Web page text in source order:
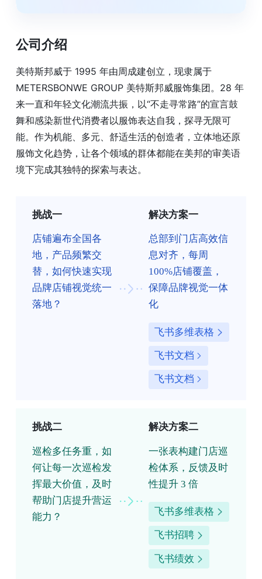
公司介绍
美特斯邦威于 1995 年由周成建创立，现隶属于
METERSBONWE GROUP 美特斯邦威服饰集团。28 年
来一直和年轻文化潮流共振，以“不走寻常路”的宣言鼓
舞和感染新世代消费者以服饰表达自我，探寻无限可
能。作为机能、多元、舒适生活的创造者，立体地还原
服饰文化趋势，让各个领域的群体都能在美邦的审美语
境下完成其独特的探索与表达。
挑战一
店铺遍布全国各
地，产品频繁交
替，如何快速实现
品牌店铺视觉统一
落地？
解决方案一
总部到门店高效信
息对齐，每周
100%店铺覆盖，
保障品牌视觉一体
化
飞书多维表格
飞书文档
飞书文档
挑战二
巡检多任务重，如
何让每一次巡检发
挥最大价值，及时
帮助门店提升营运
能力？
解决方案二
一张表构建门店巡
检体系，反馈及时
性提升 3 倍
飞书多维表格
飞书招聘
飞书绩效